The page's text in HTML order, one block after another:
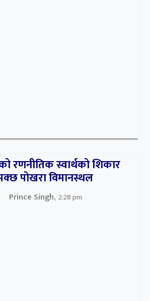
रणनीतिक स्वार्थको शिकार
पोखरा विमानस्थल
Prince Singh, 2:28 pm